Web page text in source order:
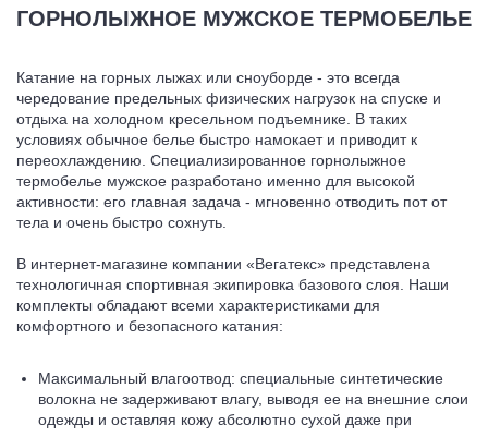
ГОРНОЛЫЖНОЕ МУЖСКОЕ ТЕРМОБЕЛЬЕ
Катание на горных лыжах или сноуборде - это всегда
чередование предельных физических нагрузок на спуске и
отдыха на холодном кресельном подъемнике. В таких
условиях обычное белье быстро намокает и приводит к
переохлаждению. Специализированное горнолыжное
термобелье мужское разработано именно для высокой
активности: его главная задача - мгновенно отводить пот от
тела и очень быстро сохнуть.
В интернет-магазине компании «Вегатекс» представлена
технологичная спортивная экипировка базового слоя. Наши
комплекты обладают всеми характеристиками для
комфортного и безопасного катания:
Максимальный влагоотвод: специальные синтетические
волокна не задерживают влагу, выводя ее на внешние слои
одежды и оставляя кожу абсолютно сухой даже при